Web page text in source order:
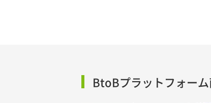
BtoBプラットフォー